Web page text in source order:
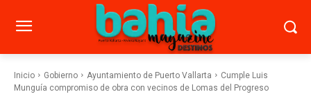
Inicio Gobierno Ayuntamiento de Puerto Vallarta
Cumple Luis
Munguía compromiso de obra con vecinos de Lomas del Progreso